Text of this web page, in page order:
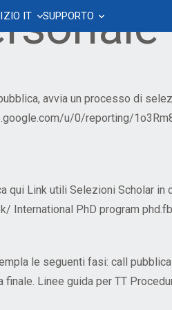
FBK Phonebook
Regolamenti e
Accordi e contratti
Crescita
Leadership, Coaching &
Management
Percorso Tenure Track
Progressioni verticali e
Sostenibilità
Mobilità sostenibile
Piano spostamenti
IT
News&Documenti IT
Webinar IT
SUPPORTO
Sistema di ticketing
FAQs Servizio
avvia un processo di
u/0/reporting/
qui Link utili Selezioni Scholar in
International PhD program
le seguenti fasi: call
Linee guida per TT